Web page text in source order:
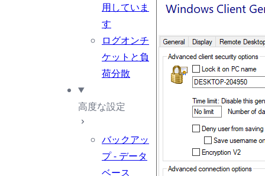
用していま
す
ログオンチ
ケットと負
荷分散
高度な設定
バックアッ
プ - データ
ベース